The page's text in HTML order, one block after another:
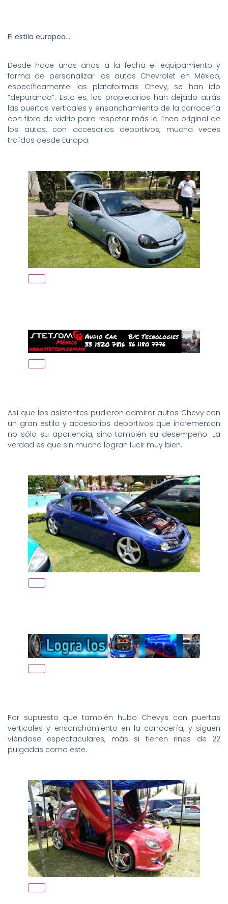
El estilo europeo…
Desde hace unos años a la fecha el equipamiento y
forma de personalizar los autos Chevrolet en México,
específicamente las plataformas Chevy, se han ido
“depurando”. Esto es, los propietarios han dejado atrás
las puertas verticales y ensanchamiento de la carrocería
con fibra de vidrio para respetar más la línea original de
los autos, con accesorios deportivos, mucha veces
traídos desde Europa.
Así que los asistentes pudieron admirar autos Chevy con
un gran estilo y accesorios deportivos que incrementan
no sólo su apariencia, sino también su desempeño. La
verdad es que sin mucho logran lucir muy bien.
Por supuesto que también hubo Chevys con puertas
verticales y ensanchamiento en la carrocería, y siguen
viéndose espectaculares, más si tienen rines de 22
pulgadas como este.